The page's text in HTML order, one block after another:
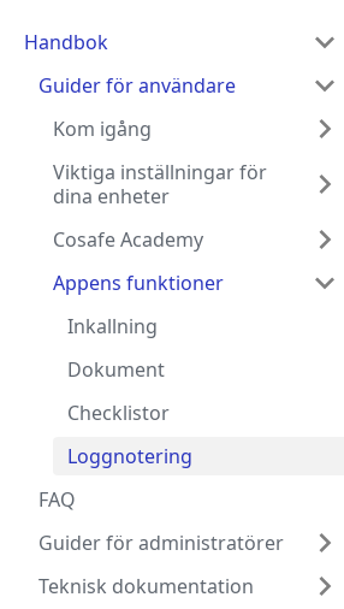
Handbok
Guider för användare
Kom igång
Viktiga inställningar för
dina enheter
Cosafe Academy
Appens funktioner
Inkallning
Dokument
Checklistor
Loggnotering
FAQ
Guider för administratörer
Teknisk dokumentation